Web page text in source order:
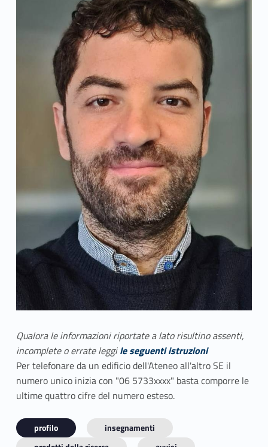
Qualora le informazioni riportate a lato risultino assenti,
incomplete o errate leggile seguenti istruzioni
Per telefonare da un edificio dell'Ateneo all'altro SE il
numero unico inizia con "06 5733xxxx" basta comporre le
ultime quattro cifre del numero esteso.
profilo
insegnamenti